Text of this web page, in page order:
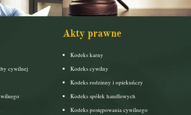
cywilnej
Akty prawne
Kodeks karny
Kodeks cywilny
Kodeks rodzinny i opiekuńczy
Kodeks spółek handlowych
Kodeks postępowania cywilnego